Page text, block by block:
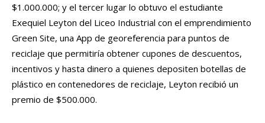
$1.000.000; y el tercer lugar lo obtuvo el estudiante
Exequiel Leyton del Liceo Industrial con el emprendimiento
Green Site, una App de georeferencia para puntos de
reciclaje que permitiría obtener cupones de descuentos,
incentivos y hasta dinero a quienes depositen botellas de
plástico en contenedores de reciclaje, Leyton recibió un
premio de $500.000.